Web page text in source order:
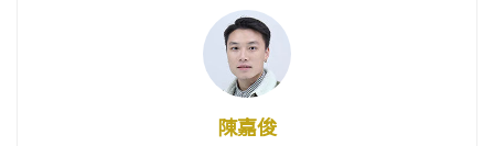
陳嘉俊